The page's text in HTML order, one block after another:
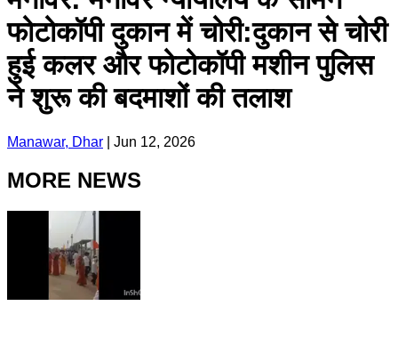
फोटोकॉपी दुकान में चोरी:दुकान से चोरी
हुई कलर और फोटोकॉपी मशीन पुलिस
ने शुरू की बदमाशों की तलाश
Manawar, Dhar Jun 12, 2026
MORE NEWS